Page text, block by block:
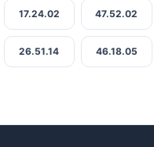
17.24.02 47.52.02
26.51.14 46.18.05